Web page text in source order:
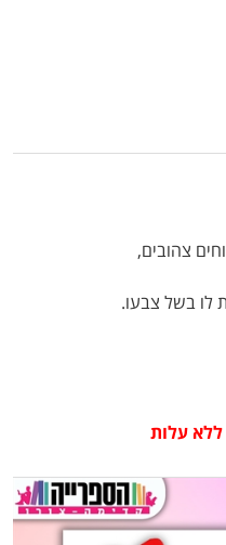
צהובים,
לו בשל צבעו.